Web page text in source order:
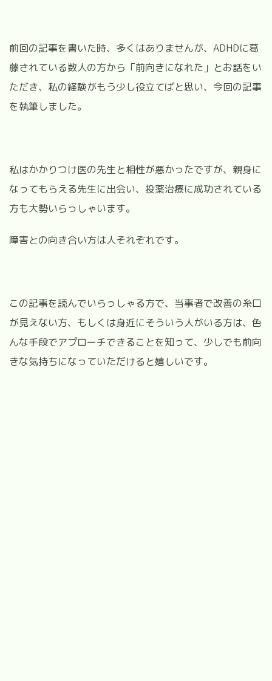
前回の記事を書いた時、多くはありませんが、 ADHDに葛
藤されている数人の方から「前向きになれた」とお話をい
ただき、私の経験がもう少し役立てばと思い、今回の記事
を執筆しました。
私はかかりつけ医の先生と相性が悪かったですが、親身に
なってもらえる先生に出会い、投薬治療に成功されている
方も大勢いらっしゃいます。
障害との向き合い方は人それぞれです。
この記事を読んでいらっしゃる方で、当事者で改善の糸口
が見えない方、もしくは身近にそういう人がいる方は、色
んな手段でアプローチできることを知って、少しでも前向
きな気持ちになっていただけると嬉しいです。